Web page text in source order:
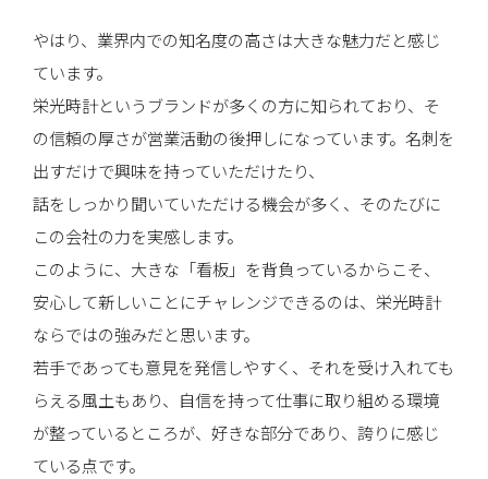
やはり、業界内での知名度の高さは大きな魅力だと感じ
ています。
栄光時計というブランドが多くの方に知られており、そ
の信頼の厚さが営業活動の後押しになっています。名刺を
出すだけで興味を持っていただけたり、
話をしっかり聞いていただける機会が多く、そのたびに
この会社の力を実感します。
このように、大きな「看板」を背負っているからこそ、
安心して新しいことにチャレンジできるのは、栄光時計
ならではの強みだと思います。
若手であっても意見を発信しやすく、それを受け入れても
らえる風土もあり、自信を持って仕事に取り組める環境
が整っているところが、好きな部分であり、誇りに感じ
ている点です。